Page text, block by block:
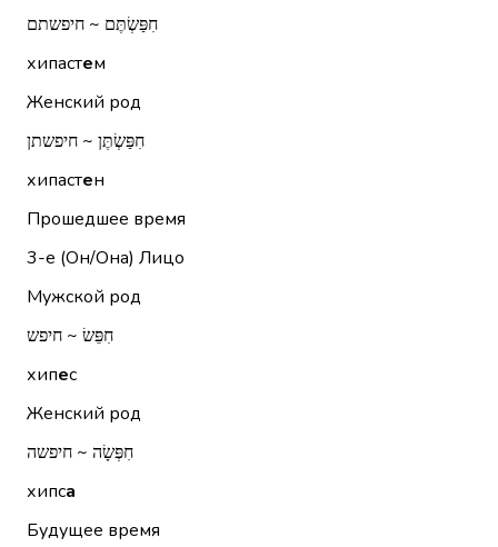
חִפַּשְׂתֶּם ~ חיפשתם
хипастем
Женский род
חִפַּשְׂתֶּן ~ חיפשתן
хипастен
Прошедшее время
3-е (Он/Она) Лицо
Мужской род
חִפֵּשׂ ~ חיפש
хипес
Женский род
חִפְּשָׂה ~ חיפשה
хипса
Будущее время